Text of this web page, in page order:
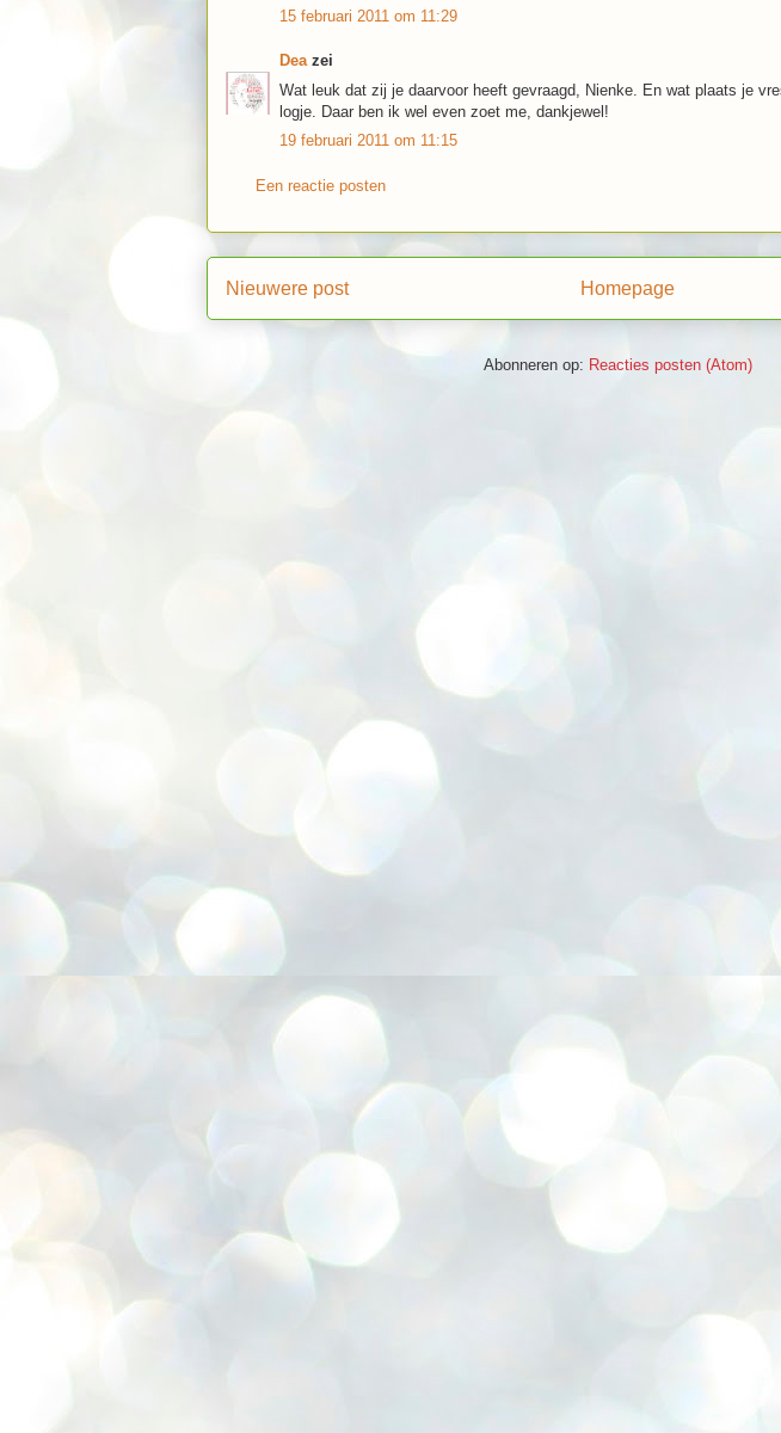
15 februari 2011 om 11:29
Deazei
Wat leuk dat zij je daarvoor heeft gevraagd, Nienke. En wat plaats je
logje. Daar ben ik wel even zoet me, dankjewel!
19 februari 2011 om 11:15
Een reactie posten
Nieuwere post Homepage
Abonneren op: Reacties posten (Atom)